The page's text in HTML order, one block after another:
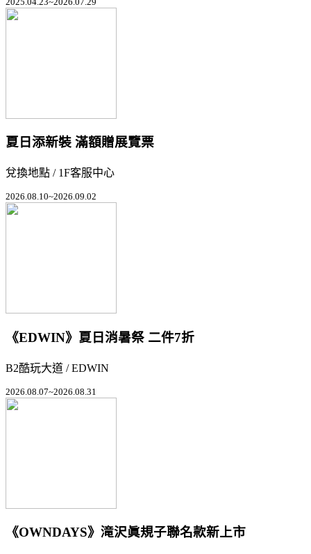
夏日添新裝 滿額贈展覽票
兌換地點 / 1F客服中心
2026.08.10~2026.09.02
《EDWIN》夏日消暑祭 二件7折
B2酷玩大道 / EDWIN
2026.08.07~2026.08.31
《OWNDAYS》滝沢眞規子聯名款新上市